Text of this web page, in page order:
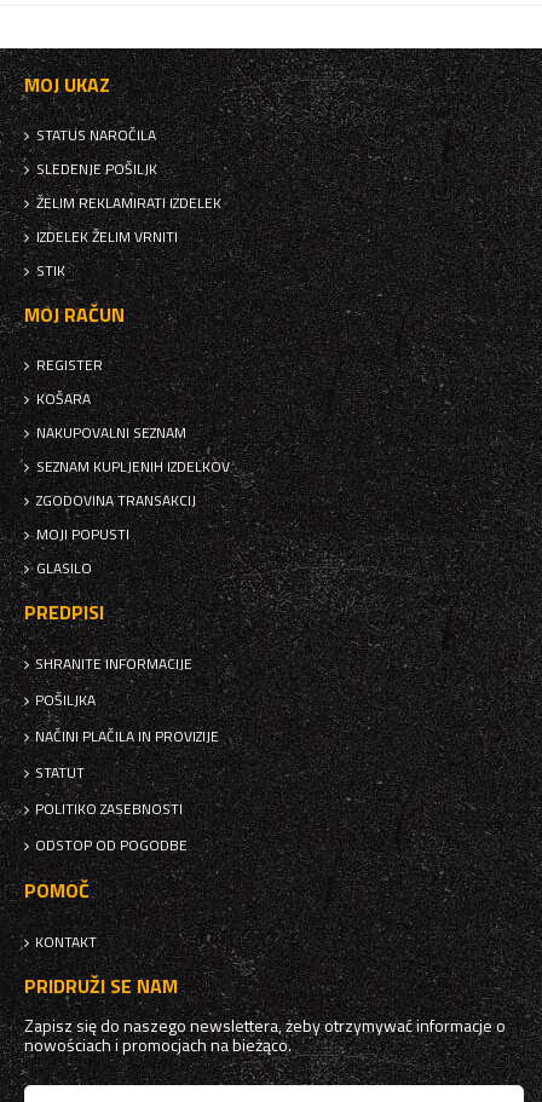
MOJ UKAZ
STATUS NAROČILA
SLEDENJE POŠILJK
ŽELIM REKLAMIRATI IZDELEK
IZDELEK ŽELIM VRNITI
STIK
MOJ RAČUN
REGISTER
KOŠARA
NAKUPOVALNI SEZNAM
SEZNAM KUPLJENIH IZDELKOV
ZGODOVINA TRANSAKCIJ
MOJI POPUSTI
GLASILO
PREDPISI
SHRANITE INFORMACIJE
POŠILJKA
NAČINI PLAČILA IN PROVIZIJE
STATUT
POLITIKO ZASEBNOSTI
ODSTOP OD POGODBE
POMOČ
KONTAKT
PRIDRUŽI SE NAM
Zapisz się do naszego newslettera, żeby otrzymywać informacje o
nowościach i promocjach na bieżąco.